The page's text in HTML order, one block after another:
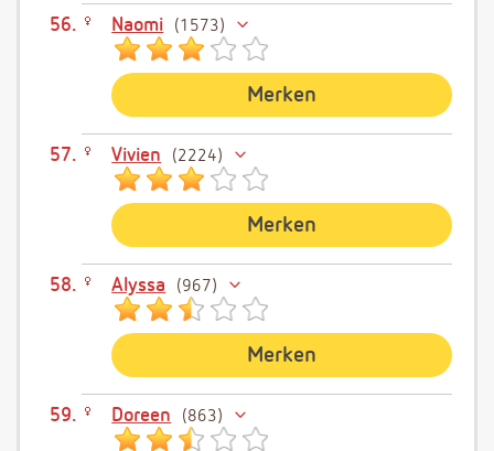
Naomi 1573
Merken
Vivien 2224
Merken
Alyssa 967
Merken
Doreen 863